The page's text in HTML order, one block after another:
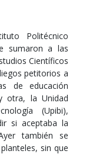
Politécnico
sumaron a las
Científicos
petitorios a
de educación
otra, la Unidad
(Upibi),
si aceptaba la
también se
sin que